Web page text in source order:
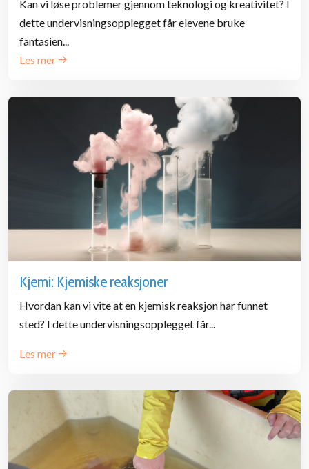
Kan vi løse problemer gjennom teknologi og kreativitet? I
dette undervisningsopplegget får elevene bruke
fantasien...
Les mer
Kjemi: Kjemiske reaksjoner
Hvordan kan vi vite at en kjemisk reaksjon har funnet
sted? I dette undervisningsopplegget får...
Les mer